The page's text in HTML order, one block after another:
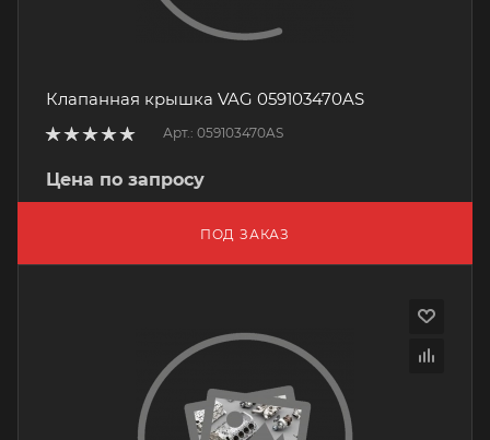
Клапанная крышка VAG 059103470AS
Арт.: 059103470AS
Цена по запросу
ПОД ЗАКАЗ